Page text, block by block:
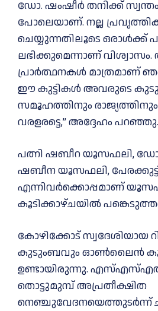
ഡോ. ഷംഷീർ തനിക്ക്
പോലെയാണ്. നല്ല
ചെയ്യുന്നതിലൂടെ ഒരാൾക്ക്
ലഭിക്കുമെന്നാണ് വിശ്വാസം.
പ്രാർത്ഥനകൾ മാത്രമാണ്
ഈ കുട്ടികൾ അവരുടെ
സമൂഹത്തിനും രാജ്യത്തിനും
വരളരട്ടെ,” അദ്ദേഹം പറഞ്ഞു.
പത്നി ഷബീറ യൂസഫലി,
ഷബീന യൂസഫലി,
എന്നിവർക്കൊപ്പമാണ്‌
കൂടിക്കാഴ്ചയിൽ
കോഴിക്കോട് സ്വദേശിയായ
കുടുംബവും ഓൺലൈൻ
ഉണ്ടായിരുന്നു.
തൊട്ടുമുമ്പ് അപ്രതീക്ഷിത
നെഞ്ചുവേദനയെത്തുടർന്ന്